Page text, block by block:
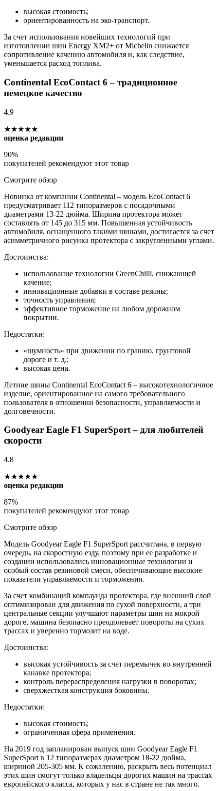
высокая стоимость;
ориентированность на эко-транспорт.
За счет использования новейших технологий при
изготовлении шин Energy XM2+ от Michelin снижается
сопротивление качению автомобиля и, как следствие,
уменьшается расход топлива.
Continental EcoContact 6 – традиционное
немецкое качество
4.9
★★★★★
оценка редакции
90%
покупателей рекомендуют этот товар
Смотрите обзор
Новинка от компании Continental – модель EcoContact 6
предусматривает 112 типоразмеров с посадочными
диаметрами 13-22 дюйма. Ширина протектора может
составлять от 145 до 315 мм. Повышенная устойчивость
автомобиля, оснащенного такими шинами, достигается за счет
асимметричного рисунка протектора с закругленными углами.
Достоинства:
использование технологии GreenChilli, снижающей
качение;
инновационные добавки в составе резины;
точность управления;
эффективное торможение на любом дорожном
покрытии.
Недостатки:
«шумность» при движении по гравию, грунтовой
дороге и т. д.;
высокая цена.
Летние шины Continental EcoContact 6 – высокотехнологичное
изделие, ориентированное на самого требовательного
пользователя в отношении безопасности, управляемости и
долговечности.
Goodyear Eagle F1 SuperSport – для любителей
скорости
4.8
★★★★★
оценка редакции
87%
покупателей рекомендуют этот товар
Смотрите обзор
Модель Goodyear Eagle F1 SuperSport рассчитана, в первую
очередь, на скоростную езду, поэтому при ее разработке и
создании использовались инновационные технологии и
особый состав резиновой смеси, обеспечивающие высокие
показатели управляемости и торможения.
За счет комбинаций компаунда протектора, где внешний слой
оптимизирован для движения по сухой поверхности, а три
центральные секции улучшают параметры шин на мокрой
дороге, машина безопасно преодолевает повороты на сухих
трассах и уверенно тормозит на воде.
Достоинства:
высокая устойчивость за счет перемычек во внутренней
канавке протектора;
контроль перераспределения нагрузки в поворотах;
сверхжесткая конструкция боковины.
Недостатки:
высокая стоимость;
ограниченная сфера применения.
На 2019 год запланирован выпуск шин Goodyear Eagle F1
SuperSport в 12 типоразмерах диаметром 18-22 дюйма,
шириной 205-305 мм. К сожалению, раскрыть весь потенциал
этих шин смогут только владельцы дорогих машин на трассах
европейского класса, которых у нас в стране не так много.